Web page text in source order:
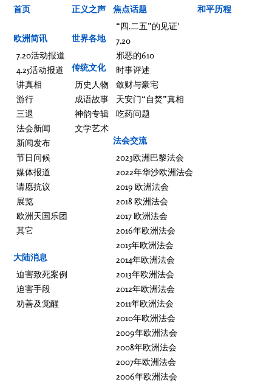
首页
欧洲简讯
7.20活动报道
4.25活动报道
讲真相
游行
三退
法会新闻
新闻发布
节日问候
媒体报道
请愿抗议
展览
欧洲天国乐团
其它
大陆消息
迫害致死案例
迫害手段
劝善及觉醒
正义之声
世界各地
传统文化
历史人物
成语故事
神韵专辑
文学艺术
焦点话题
“四.二五”的见证'
7.20
邪恶的610
时事评述
敛财与豪宅
天安门“自焚”真相
吃药问题
法会交流
2023欧洲巴黎法会
2022年华沙欧洲法会
2019 欧洲法会
2018 欧洲法会
2017 欧洲法会
2016年欧洲法会
2015年欧洲法会
2014年欧洲法会
2013年欧洲法会
2012年欧洲法会
2011年欧洲法会
2010年欧洲法会
2009年欧洲法会
2008年欧洲法会
2007年欧洲法会
2006年欧洲法会
和平历程